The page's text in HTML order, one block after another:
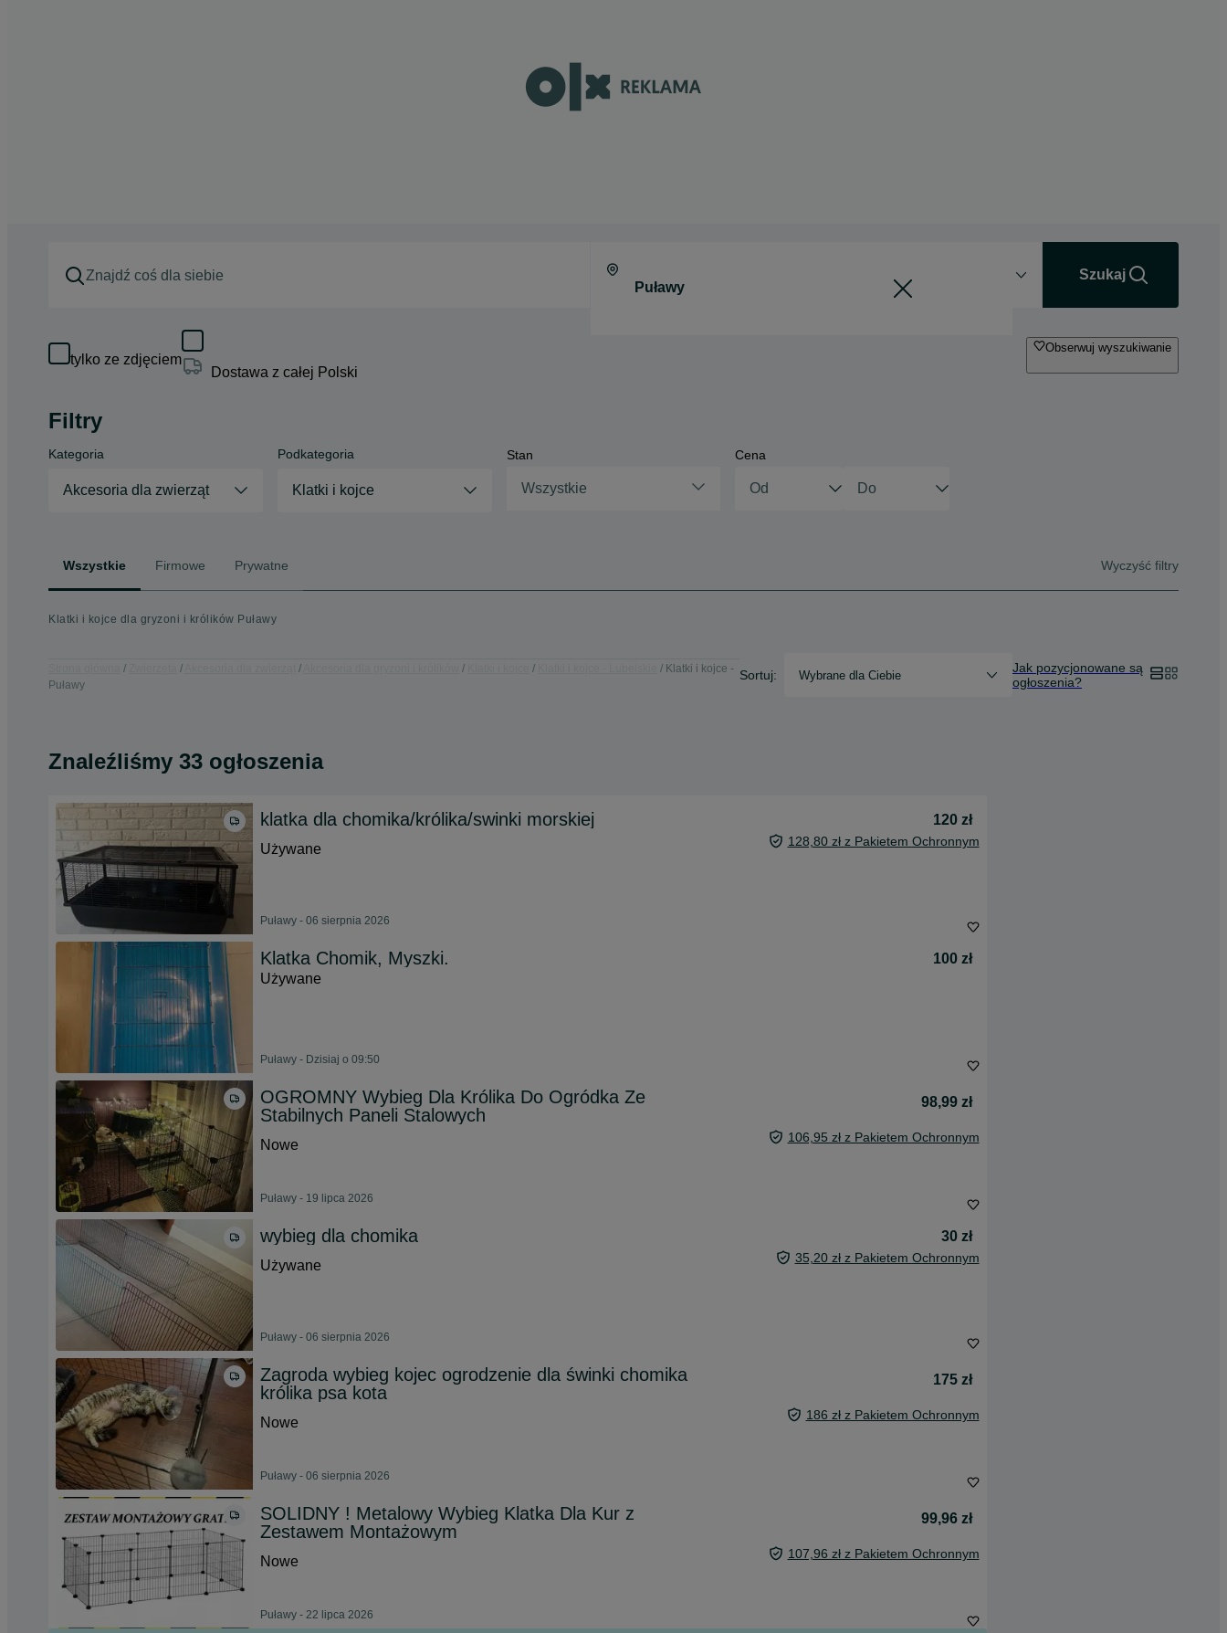
Szukaj
tylko ze zdjęciem
Dostawa z całej Polski
Obserwuj wyszukiwanie
Filtry
Kategoria
Akcesoria dla zwierząt
Podkategoria
Klatki i kojce
Stan
Wszystkie
Cena
Wszystkie Firmowe Prywatne Wyczyść filtry
Klatki i kojce dla gryzoni i królików Puławy
Klatki i kojce -
Puławy
Sortuj: Wybrane dla Ciebie
Jak pozycjonowane są
ogłoszenia?
Znaleźliśmy 33 ogłoszenia
klatka dla chomika/królika/swinki morskiej
120 zł
Używane
128,80 zł z Pakietem Ochronnym
Puławy - 06 sierpnia 2026
Klatka Chomik, Myszki.
100 zł
Używane
Puławy - Dzisiaj o 09:50
OGROMNY Wybieg Dla Królika Do Ogródka Ze
Stabilnych Paneli Stalowych
98,99 zł
Nowe 106,95 zł z Pakietem Ochronnym
Puławy - 19 lipca 2026
wybieg dla chomika
30 zł
Używane
35,20 zł z Pakietem Ochronnym
Puławy - 06 sierpnia 2026
Zagroda wybieg kojec ogrodzenie dla świnki chomika
królika psa kota
175 zł
Nowe 186 zł z Pakietem Ochronnym
Puławy - 06 sierpnia 2026
SOLIDNY ! Metalowy Wybieg Klatka Dla Kur z
Zestawem Montażowym
99,96 zł
Nowe 107,96 zł z Pakietem Ochronnym
Puławy - 22 lipca 2026